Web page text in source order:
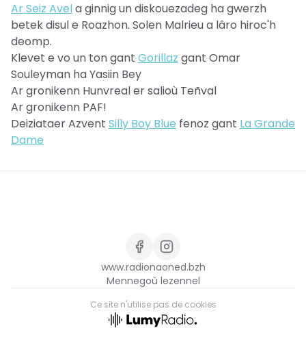
Ar Seiz Avela ginnig un diskouezadeg ha gwerzh
betek disul e Roazhon. Solen Malrieu a lâro hiroc'h
deomp.
Klevet e vo un ton gant Gorillaz gant Omar
Souleyman ha Yasiin Bey
Ar gronikenn Hunvreal er salioù Teñval
Ar gronikenn PAF!
Deiziataer Azvent Silly Boy Blue fenoz gant La Grande
Dame
www.radionaoned.bzh
Mennegoù lezennel
Ce site n'utilise pas de cookies